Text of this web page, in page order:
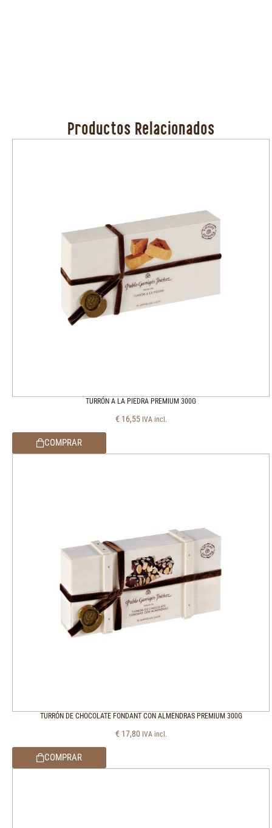
Productos Relacionados
TURRÓN A LA PIEDRA PREMIUM 300G
€ 16,55 IVA incl.
COMPRAR
TURRÓN DE CHOCOLATE FONDANT CON ALMENDRAS PREMIUM 300G
€ 17,80 IVA incl.
COMPRAR